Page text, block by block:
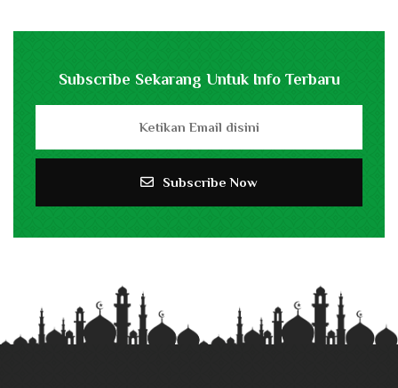
Subscribe Sekarang Untuk Info Terbaru
Subscribe Now